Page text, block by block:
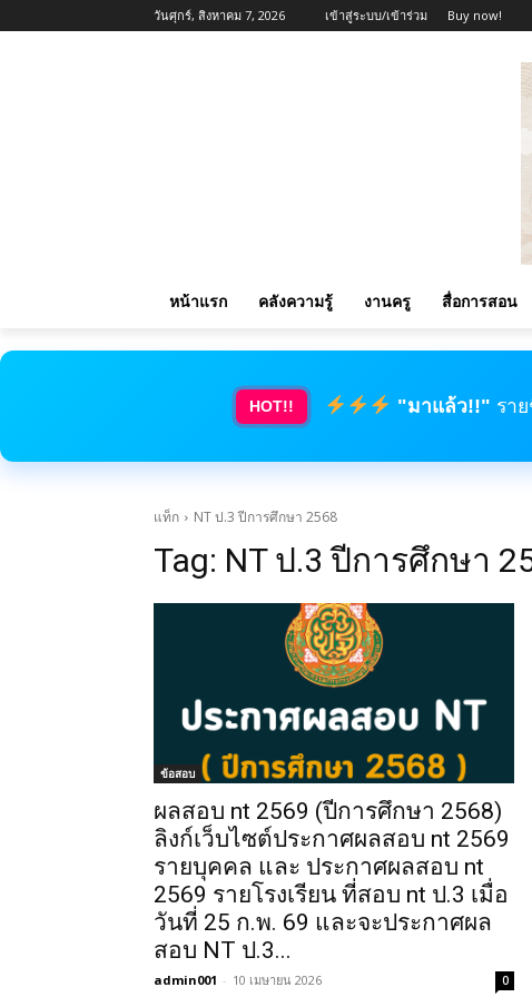
วันศุกร์, สิงหาคม 7, 2026 เข้าสู่ระบบ/เข้าร่วม Buy now!
หน้าแรก คลังความรู้ งานครู สื่อการสอน
HOT!! "มาแล้ว!!" รา
แท็ก NT ป.3 ปีการศึกษา 2568
Tag: NT ป.3 ปีการศึกษา
ข้อสอบ
ผลสอบ nt 2569 (ปีการศึกษา 2568)
ลิงก์เว็บไซต์ประกาศผลสอบ nt 2569
รายบุคคล และ ประกาศผลสอบ nt
2569 รายโรงเรียน ที่สอบ nt ป.3 เมื่อ
วันที่ 25 ก.พ. 69 และจะประกาศผล
สอบ NT ป.3...
admin001 - 10 เมษายน 2026 0